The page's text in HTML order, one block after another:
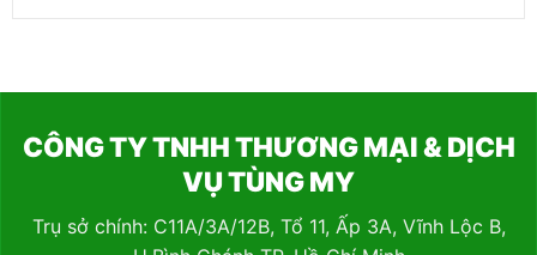
CÔNG TY TNHH THƯƠNG MẠI & DỊCH
VỤ TÙNG MY
Trụ sở chính: C11A/3A/12B, Tổ 11, Ấp 3A, Vĩnh Lộc B,